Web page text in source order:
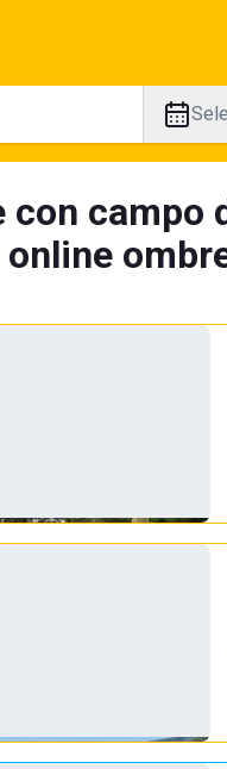
con campo